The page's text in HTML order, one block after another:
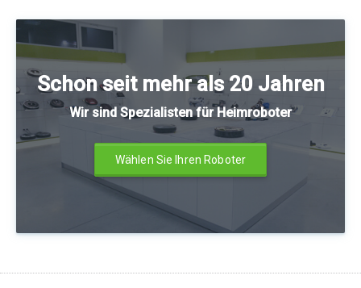
Schon seit mehr als 20 Jahren
Wir sind Spezialisten für Heimroboter
Wählen Sie Ihren Roboter